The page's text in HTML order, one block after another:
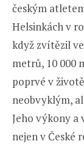
českým
Helsinkách v
když zvítězil
metrů, 10 000
poprvé v
neobvyklým,
Jeho výkony
nejen v České